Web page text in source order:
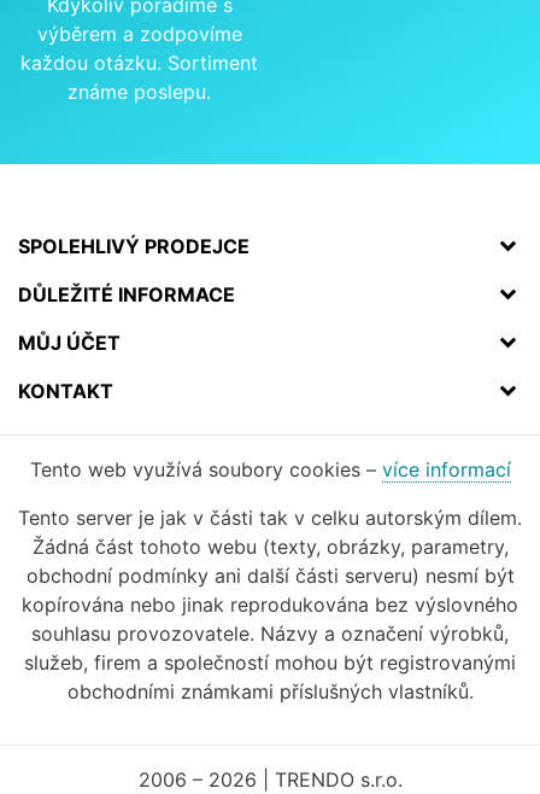
výběrem a zodpovíme
každou otázku. Sortiment
známe poslepu.
SPOLEHLIVÝ PRODEJCE
DŮLEŽITÉ INFORMACE
MŮJ ÚČET
KONTAKT
Tento web využívá soubory cookies – více informací
Tento server je jak v části tak v celku autorským dílem.
Žádná část tohoto webu (texty, obrázky, parametry,
obchodní podmínky ani další části serveru) nesmí být
kopírována nebo jinak reprodukována bez výslovného
souhlasu provozovatele. Názvy a označení výrobků,
služeb, firem a společností mohou být registrovanými
obchodními známkami příslušných vlastníků.
2006 – 2026 | TRENDO s.r.o.